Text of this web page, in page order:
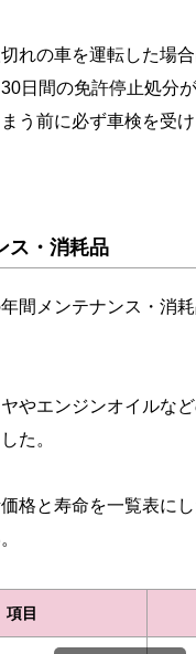
切れの車を運転した場
日間の免許停止処分
う前に必ず車検を受
ス・消耗品
間メンテナンス・消
やエンジンオイルな
た。
格と寿命を一覧表に
項目